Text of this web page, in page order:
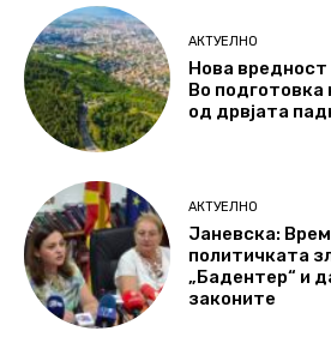
АКТУЕЛНО
Нова вредност
Во
од дрвјата
АКТУЕЛНО
Јаневска:
политичката
„Бадентер“ и
законите